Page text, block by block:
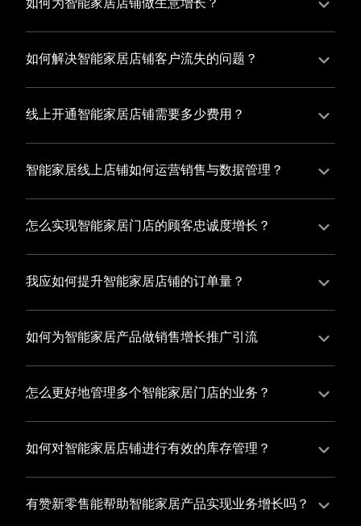
为智能家居店铺实现持续生意增长，您可以通过有赞新
零售的一体化解决方案，整合线上线下资源，实现商品
家居店铺的运营效率，促进业务增长。
如何解决智能家居店铺客户流失的问题？
智能家居店铺精细化运营，有赞私域运营助您轻松解决
客户流失问题，通过有赞微商城、有赞小程序商城搭建
升复购率，实现业绩增长！
线上开通智能家居店铺需要多少费用？
选择有赞新零售，您可以开通智能家居店铺，快速搭建
属于您的有赞微商城，我们为您提供有赞微商城、有赞
与您共同打造独具特色的品牌，携手共创辉煌事业！
智能家居线上店铺如何运营销售与数据管理？
有赞新零售旗下的有赞微商城、有赞私域运营和有赞小
程序商城，为您的线上店铺提供一站式解决方案，从运
态。
怎么实现智能家居门店的顾客忠诚度增长？
您可以使用有赞的会员管理系统，建立自己的会员体
系，通过赠送积分、折扣等福利来吸引顾客再次购买，
度。
我应如何提升智能家居店铺的订单量？
您可以使用有赞的裂变营销功能，通过给用户发放优惠
券、邀请好友等方式，吸引更多的用户下单购买，并激
如何为智能家居产品做销售增长推广引流
有赞新零售旗下产品营销工具、比如优惠券、满减活动
等，吸引更多客户到店消费。另外，通过有赞的微信公
以帮助您增加客流量，赢得客户的青睐
怎么更好地管理多个智能家居门店的业务？
有赞新零售一站式解决方案，包括有赞微商城、有赞私
域运营以及有赞小程序商城，将助您轻松打通线上线下
让您的业务蓬勃发展，收获更多满意客户。
如何对智能家居店铺进行有效的库存管理？
您可以使用有赞的门店管理系统，它可以帮助您实现门
店数据的集中管理，包括订单管理、员工管理、库存管
有赞新零售能帮助智能家居产品实现业务增长吗？